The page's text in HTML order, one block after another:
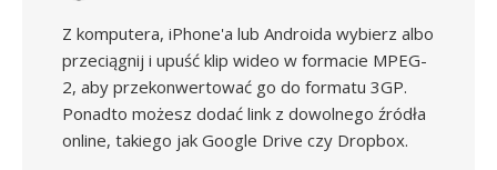
Z komputera, iPhone'a lub Androida wybierz albo
przeciągnij i upuść klip wideo w formacie MPEG-
2, aby przekonwertować go do formatu 3GP.
Ponadto możesz dodać link z dowolnego źródła
online, takiego jak Google Drive czy Dropbox.